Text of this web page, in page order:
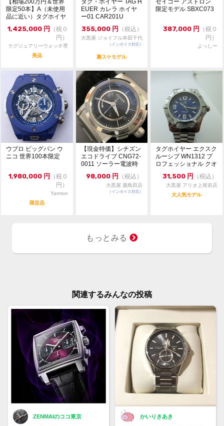
サイズ 38mm×38mm リューズ含まず
うでまわり 最大約19cm
メンズサイズ
自動巻
日差 -2秒 参考値
素材 ステンレス
クロノグラフ
日付表示
付属品
【相場200万円＆世界
限定50本】A（未使用
品に近い）タグホイヤ
ー カレラ キャリ...
1,425,000 円
（税０
円）
ラグジュアリーウォッチ専
美品
タグ・ホイヤー TAG H
EUER カレラ ホイヤ
ー01 CAR201U
355,000 円 （税込）
大黒屋 ジョイフル本田千代
田店
（インボイス対応）
裏スケモデル
セイコー アストロン
限定モデル SBXC073
387,000 円
（税０
円）
よっしー
ウブロ ビッグバン ウ
ニコ 世界100本限定
1,980,000 円
（税０
円）
Yarmon
限定品
【現金特価】シチズン
エコドライブ CNG72-
0011 ソーラー電波時
98,000 円 （税込）
大黒屋 鹿島田店
（インボイス対応）
タグホイヤー エクスク
ルーシブ WN1312 プ
ロフェッショナル クオ
ーツ レディ...
31,500 円 （税込）
大黒屋 アリオ上尾前店
大人気モデル
もっとみる
関連するみんなの投稿
ZENMAIのココ東京 かいりきあき